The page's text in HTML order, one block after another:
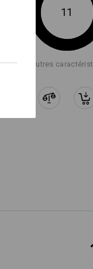
11
+7 autres